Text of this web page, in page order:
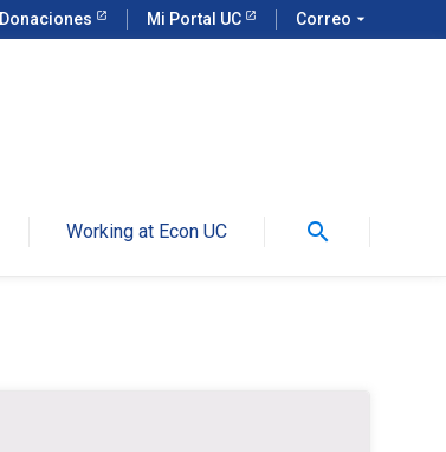
Donaciones Mi Portal UC Correo arrow_drop_down
Working at Econ UC search